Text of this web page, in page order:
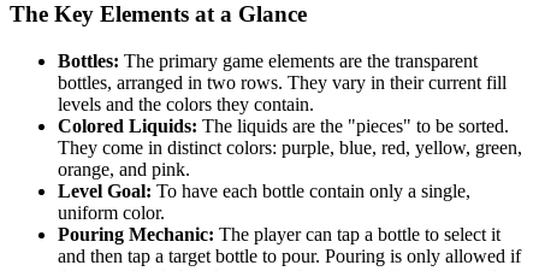
The Key Elements at a Glance
Bottles: The primary game elements are the transparent
bottles, arranged in two rows. They vary in their current fill
levels and the colors they contain.
Colored Liquids: The liquids are the "pieces" to be sorted.
They come in distinct colors: purple, blue, red, yellow, green,
orange, and pink.
Level Goal: To have each bottle contain only a single,
uniform color.
Pouring Mechanic: The player can tap a bottle to select it
and then tap a target bottle to pour. Pouring is only allowed if